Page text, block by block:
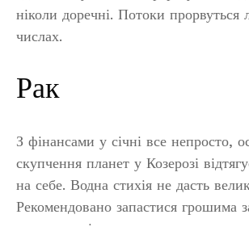
ніколи доречні. Потоки
числах.
Рак
З фінансами у січні все непросто,
скупчення планет у Козерозі
на себе. Водна стихія не дасть
Рекомендовано запастися грошима